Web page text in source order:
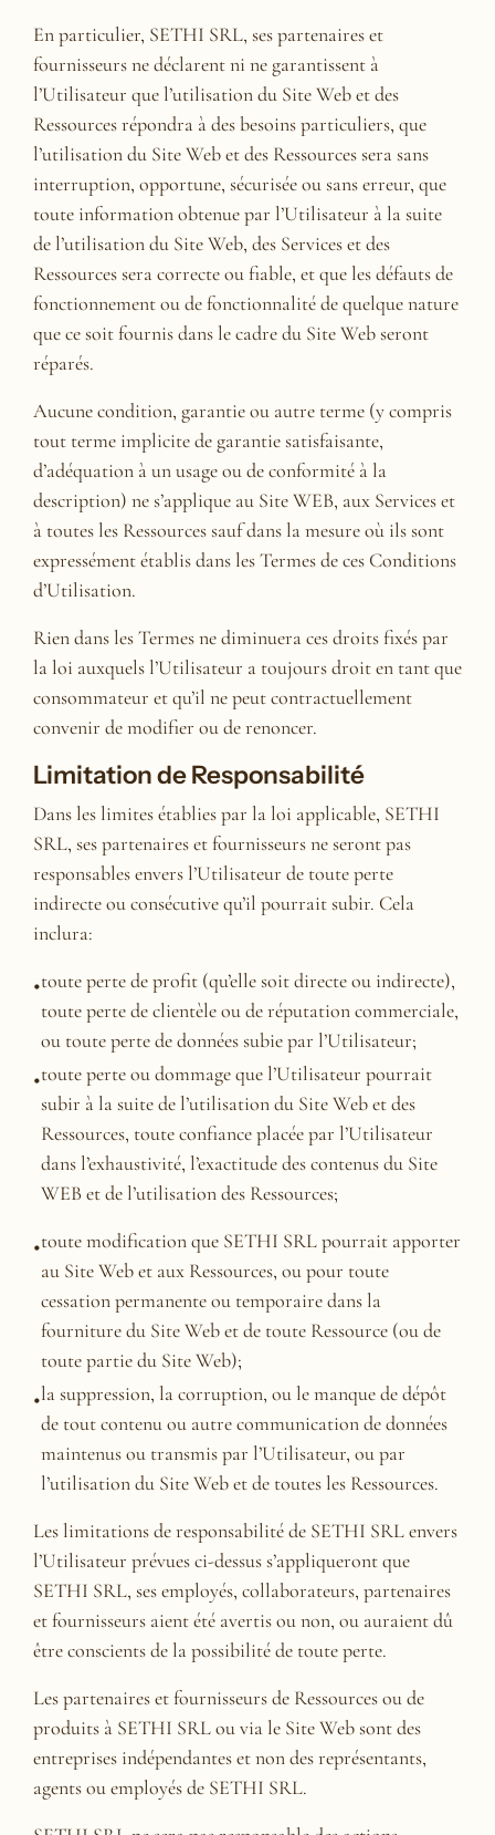
En particulier, SETHI SRL, ses partenaires et
fournisseurs ne déclarent ni ne garantissent à
l’Utilisateur que l’utilisation du Site Web et des
Ressources répondra à des besoins particuliers, que
l’utilisation du Site Web et des Ressources sera sans
interruption, opportune, sécurisée ou sans erreur, que
toute information obtenue par l’Utilisateur à la suite
de l’utilisation du Site Web, des Services et des
Ressources sera correcte ou fiable, et que les défauts de
fonctionnement ou de fonctionnalité de quelque nature
que ce soit fournis dans le cadre du Site Web seront
réparés.
Aucune condition, garantie ou autre terme (y compris
tout terme implicite de garantie satisfaisante,
d’adéquation à un usage ou de conformité à la
description) ne s’applique au Site WEB, aux Services et
à toutes les Ressources sauf dans la mesure où ils sont
expressément établis dans les Termes de ces Conditions
d’Utilisation.
Rien dans les Termes ne diminuera ces droits fixés par
la loi auxquels l’Utilisateur a toujours droit en tant que
consommateur et qu’il ne peut contractuellement
convenir de modifier ou de renoncer.
Limitation de Responsabilité
Dans les limites établies par la loi applicable, SETHI
SRL, ses partenaires et fournisseurs ne seront pas
responsables envers l’Utilisateur de toute perte
indirecte ou consécutive qu’il pourrait subir. Cela
inclura:
toute perte de profit (qu’elle soit directe ou indirecte),
toute perte de clientèle ou de réputation commerciale,
ou toute perte de données subie par l’Utilisateur;
toute perte ou dommage que l’Utilisateur pourrait
subir à la suite de l’utilisation du Site Web et des
Ressources, toute confiance placée par l’Utilisateur
dans l’exhaustivité, l’exactitude des contenus du Site
WEB et de l’utilisation des Ressources;
toute modification que SETHI SRL pourrait apporter
au Site Web et aux Ressources, ou pour toute
cessation permanente ou temporaire dans la
fourniture du Site Web et de toute Ressource (ou de
toute partie du Site Web);
la suppression, la corruption, ou le manque de dépôt
de tout contenu ou autre communication de données
maintenus ou transmis par l’Utilisateur, ou par
l’utilisation du Site Web et de toutes les Ressources.
Les limitations de responsabilité de SETHI SRL envers
l’Utilisateur prévues ci-dessus s’appliqueront que
SETHI SRL, ses employés, collaborateurs, partenaires
et fournisseurs aient été avertis ou non, ou auraient dû
être conscients de la possibilité de toute perte.
Les partenaires et fournisseurs de Ressources ou de
produits à SETHI SRL ou via le Site Web sont des
entreprises indépendantes et non des représentants,
agents ou employés de SETHI SRL.